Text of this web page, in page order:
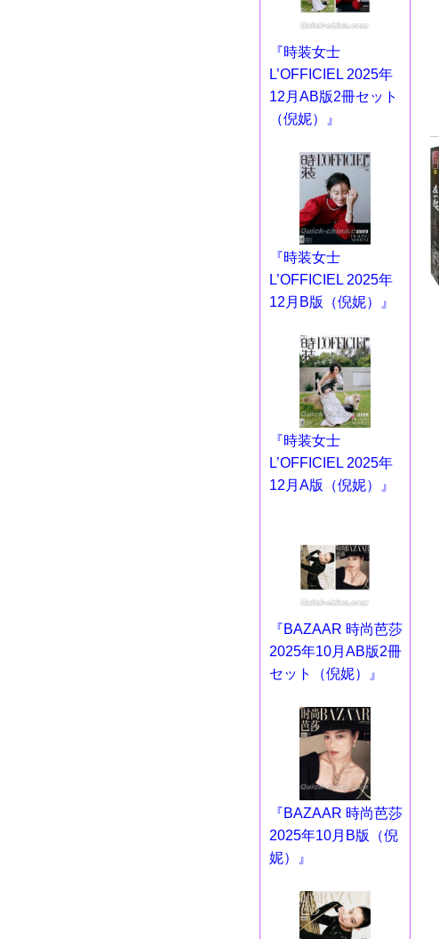
『時装女士
L’OFFICIEL 2025年
12月AB版2冊セット
（倪妮）』
『時装女士
L’OFFICIEL 2025年
12月B版（倪妮）』
『時装女士
L’OFFICIEL 2025年
12月A版（倪妮）』
『BAZAAR 時尚芭莎
2025年10月AB版2冊
セット（倪妮）』
『BAZAAR 時尚芭莎
2025年10月B版（倪
妮）』